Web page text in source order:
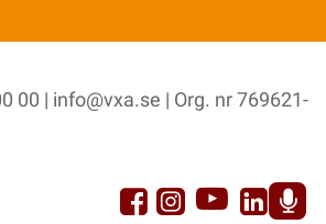
00 | info@vxa.se | Org. nr 769621-
Facebook
Instagram